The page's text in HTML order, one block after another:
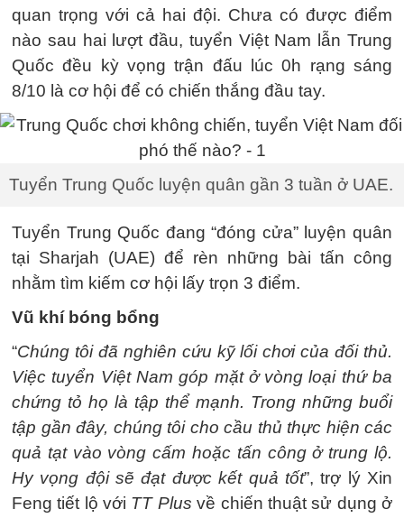
quan trọng với cả hai đội. Chưa có được điểm
nào sau hai lượt đầu, tuyển Việt Nam lẫn Trung
Quốc đều kỳ vọng trận đấu lúc 0h rạng sáng
8/10 là cơ hội để có chiến thắng đầu tay.
Tuyển Trung Quốc luyện quân gần 3 tuần ở UAE.
Tuyển Trung Quốc đang “đóng cửa” luyện quân
tại Sharjah (UAE) để rèn những bài tấn công
nhằm tìm kiếm cơ hội lấy trọn 3 điểm.
Vũ khí bóng bổng
“Chúng tôi đã nghiên cứu kỹ lối chơi của đối thủ.
Việc tuyển Việt Nam góp mặt ở vòng loại thứ ba
chứng tỏ họ là tập thể mạnh. Trong những buổi
tập gần đây, chúng tôi cho cầu thủ thực hiện các
quả tạt vào vòng cấm hoặc tấn công ở trung lộ.
Hy vọng đội sẽ đạt được kết quả tốt”, trợ lý Xin
Feng tiết lộ với TT Plusvề chiến thuật sử dụng ở